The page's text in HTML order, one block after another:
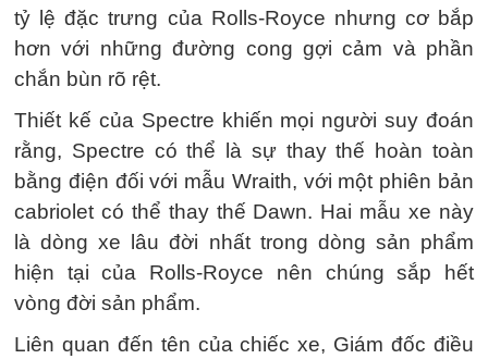
tỷ lệ đặc trưng của Rolls-Royce nhưng cơ bắp
hơn với những đường cong gợi cảm và phần
chắn bùn rõ rệt.
Thiết kế của Spectre khiến mọi người suy đoán
rằng, Spectre có thể là sự thay thế hoàn toàn
bằng điện đối với mẫu Wraith, với một phiên bản
cabriolet có thể thay thế Dawn. Hai mẫu xe này
là dòng xe lâu đời nhất trong dòng sản phẩm
hiện tại của Rolls-Royce nên chúng sắp hết
vòng đời sản phẩm.
Liên quan đến tên của chiếc xe, Giám đốc điều